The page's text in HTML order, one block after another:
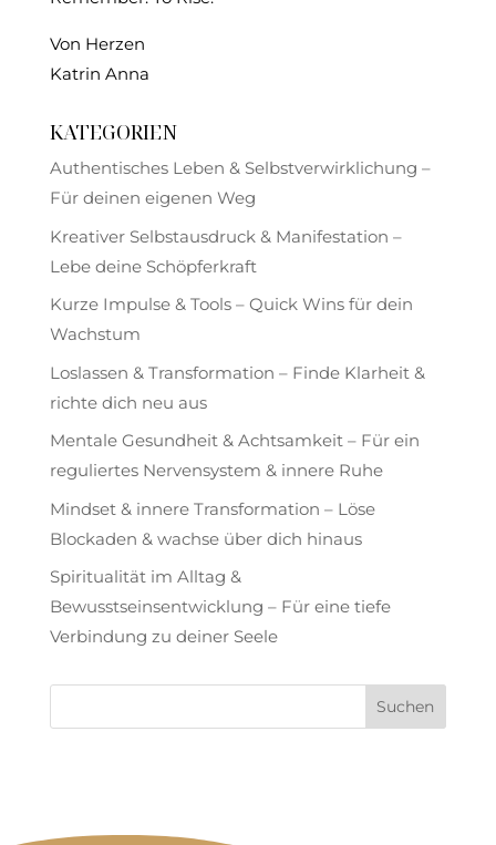
Von Herzen
Katrin Anna
KATEGORIEN
Authentisches Leben & Selbstverwirklichung –
Für deinen eigenen Weg
Kreativer Selbstausdruck & Manifestation –
Lebe deine Schöpferkraft
Kurze Impulse & Tools – Quick Wins für dein
Wachstum
Loslassen & Transformation – Finde Klarheit &
richte dich neu aus
Mentale Gesundheit & Achtsamkeit – Für ein
reguliertes Nervensystem & innere Ruhe
Mindset & innere Transformation – Löse
Blockaden & wachse über dich hinaus
Spiritualität im Alltag &
Bewusstseinsentwicklung – Für eine tiefe
Verbindung zu deiner Seele